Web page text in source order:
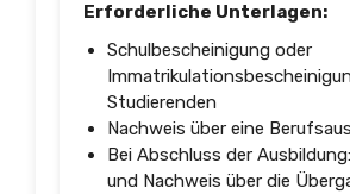
Erforderliche Unterlagen:
Schulbescheinigung oder
Studierenden
Nachweis über eine
Bei Abschluss der
und Nachweis über die